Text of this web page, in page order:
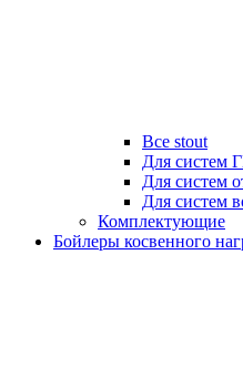
Все stout
Для систем
Для систем
Для систем
Комплектующие
Бойлеры косвенного